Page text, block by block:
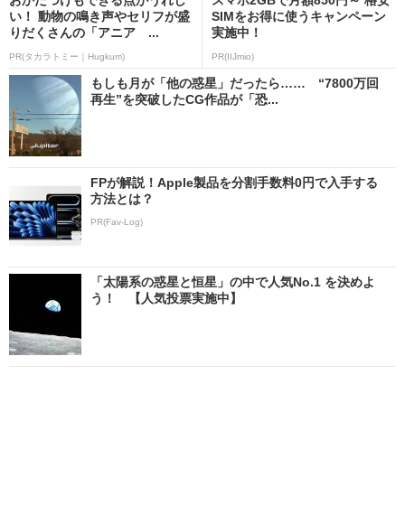
い！ 動物の鳴き声やセリフが盛
りだくさんの「アニア ...
PR(タカラトミー｜Hugkum)
SIMをお得に使うキャンペーン
実施中！
PR(IIJmio)
もしも月が「他の惑星」だったら…… “7800万回
再生”を突破したCG作品が「恐...
FPが解説！Apple製品を分割手数料0円で入手する
方法とは？
PR(Fav-Log)
「太陽系の惑星と恒星」の中で人気No.1 を決めよ
う！ 【人気投票実施中】